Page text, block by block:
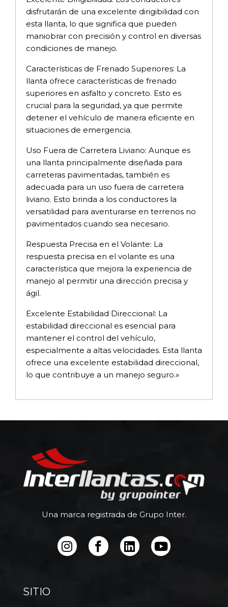
disfrutarán de una excelente dirigibilidad con
esta llanta, lo que significa que pueden
maniobrar con precisión y control en diversas
condiciones de manejo.
Características de Frenado Superiores: La
llanta ofrece características de frenado
superiores en asfalto y concreto. Esto es
crucial para la seguridad, ya que permite
detener el vehículo de manera eficiente en
situaciones de emergencia.
Uso Fuera de Carretera Liviano: Aunque es
una llanta principalmente diseñada para
carreteras pavimentadas, también es
adecuada para un uso fuera de carretera
liviano. Esto brinda a los conductores la
versatilidad para aventurarse en terrenos no
pavimentados cuando sea necesario.
Respuesta Precisa en el Volante: La
respuesta precisa en el volante es una
característica que mejora la experiencia de
manejo al permitir una dirección precisa y
ágil.
Excelente Estabilidad Direccional: La
estabilidad direccional es esencial para
mantener el control del vehículo,
especialmente a altas velocidades. Esta llanta
ofrece una excelente estabilidad direccional,
lo que contribuye a un manejo seguro.»
Una marca registrada de Grupo Inter.
SITIO